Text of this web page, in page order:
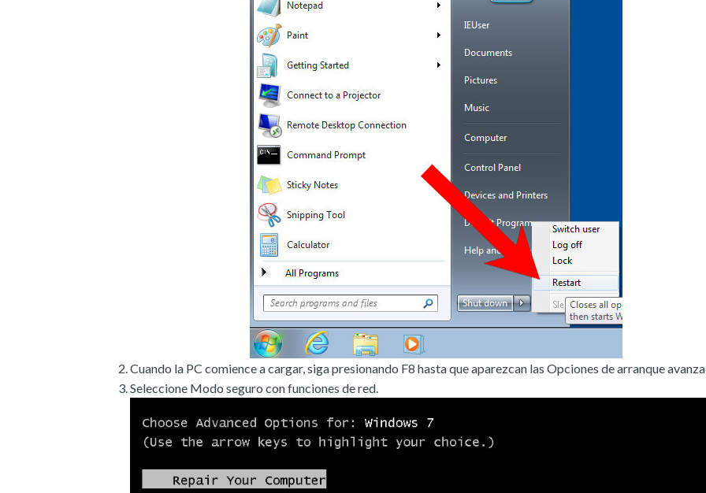
Cuando la PC comience a cargar, siga presionando F8 hasta que aparezcan las Opciones de arranque
Seleccione Modo seguro con funciones de red.